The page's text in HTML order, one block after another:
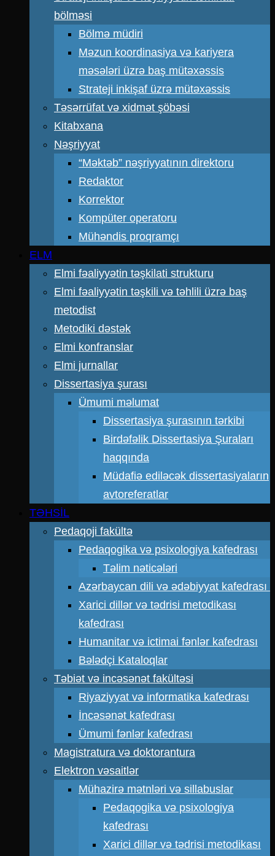
bölməsi
Bölmə müdiri
Məzun koordinasiya və kariyera
məsələri üzrə baş mütəxəssis
Strateji inkişaf üzrə mütəxəssis
Təsərrüfat və xidmət şöbəsi
Kitabxana
Nəşriyyat
“Məktəb” nəşriyyatının direktoru
Redaktor
Korrektor
Kompüter operatoru
Mühəndis proqramçı
ELM
Elmi fəaliyyətin təşkilati strukturu
Elmi fəaliyyətin təşkili və təhlili üzrə baş
metodist
Metodiki dəstək
Elmi konfranslar
Elmi jurnallar
Dissertasiya şurası
Ümumi məlumat
Dissertasiya şurasının tərkibi
Birdəfəlik Dissertasiya Şuraları
haqqında
Müdafiə ediləcək dissertasiyaların
avtoreferatlar
TƏHSİL
Pedaqoji fakültə
Pedaqogika və psixologiya kafedrası
Təlim nəticələri
Azərbaycan dili və ədəbiyyat kafedrası
Xarici dillər və tədrisi metodikası
kafedrası
Humanitar və ictimai fənlər kafedrası
Bələdçi Kataloqlar
Təbiət və incəsənət fakültəsi
Riyaziyyat və informatika kafedrası
İncəsənət kafedrası
Ümumi fənlər kafedrası
Magistratura və doktorantura
Elektron vəsaitlər
Mühazirə mətnləri və sillabuslar
Pedaqogika və psixologiya
kafedrası
Xarici dillər və tədrisi metodikası